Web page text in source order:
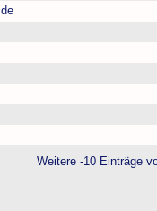
Weitere -10 Einträge